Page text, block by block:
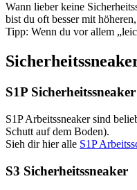
Wann lieber keine
bist du oft besser mit
Tipp: Wenn du vor allem
S1P Sicherheitssneaker
S1P Arbeitssneaker sind
Schutt auf dem Boden).
Sieh dir hier alle S1P
S3 Sicherheitssneaker